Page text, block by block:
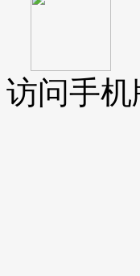
访问手机